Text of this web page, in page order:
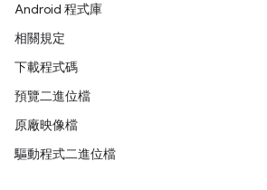
Android 程式庫
相關規定
下載程式碼
預覽二進位檔
原廠映像檔
驅動程式二進位檔